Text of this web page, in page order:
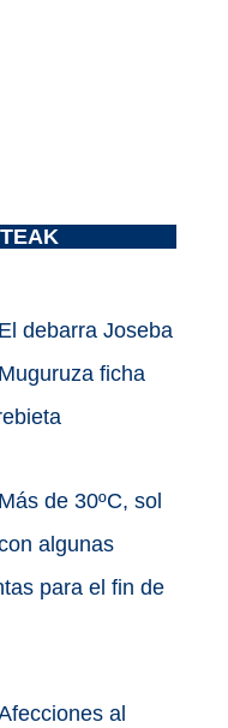
El debarra Joseba
Muguruza ficha
Más de 30ºC, sol
algunas
para el fin de
al